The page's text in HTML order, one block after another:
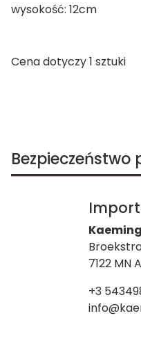
wysokość: 12cm
Cena dotyczy 1 sztuki
Bezpieczeństwo
7122 MN
+3